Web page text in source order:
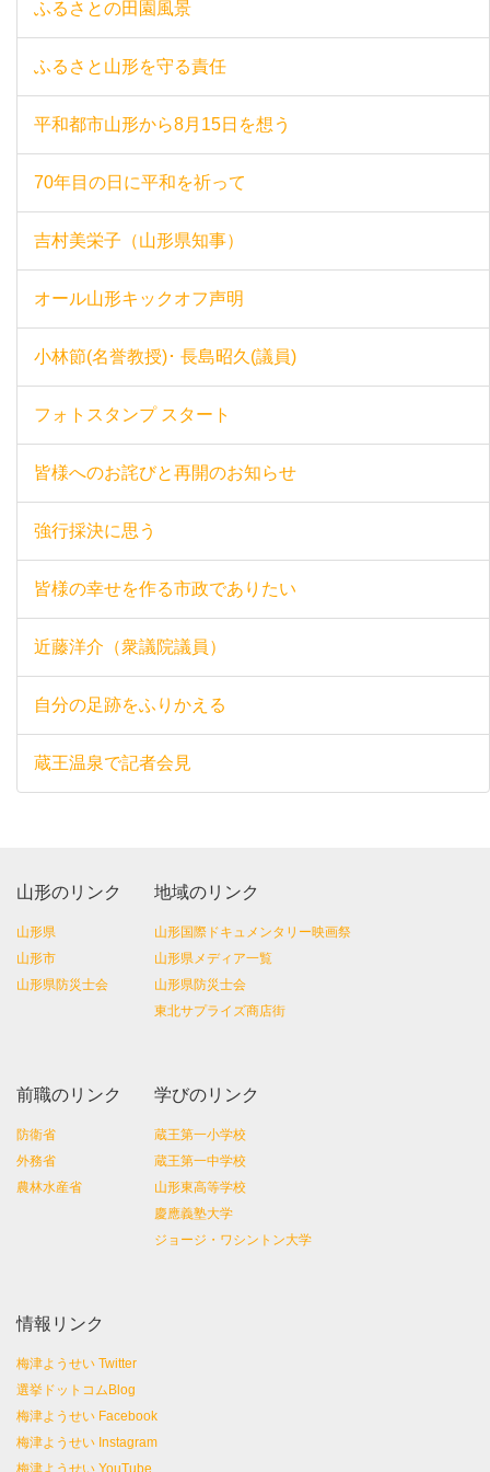
ふるさとの田園風景
ふるさと山形を守る責任
平和都市山形から8月15日を想う
70年目の日に平和を祈って
吉村美栄子（山形県知事）
オール山形キックオフ声明
小林節(名誉教授)･ 長島昭久(議員)
フォトスタンプ スタート
皆様へのお詫びと再開のお知らせ
強行採決に思う
皆様の幸せを作る市政でありたい
近藤洋介（衆議院議員）
自分の足跡をふりかえる
蔵王温泉で記者会見
山形のリンク
山形県
山形市
山形県防災士会
地域のリンク
山形国際ドキュメンタリー映画祭
山形県メディア一覧
山形県防災士会
東北サプライズ商店街
前職のリンク
防衛省
外務省
農林水産省
学びのリンク
蔵王第一小学校
蔵王第一中学校
山形東高等学校
慶應義塾大学
ジョージ・ワシントン大学
情報リンク
梅津ようせい Twitter
選挙ドットコムBlog
梅津ようせい Facebook
梅津ようせい Instagram
梅津ようせい YouTube